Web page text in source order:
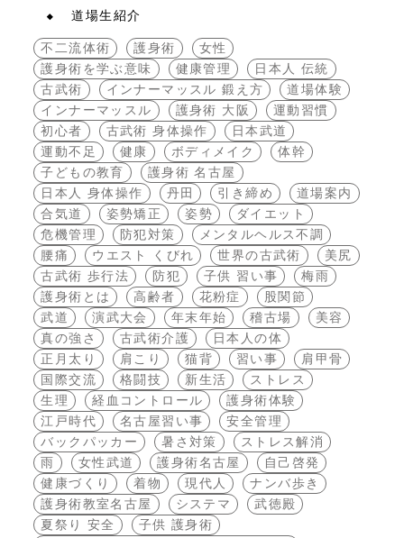
道場生紹介
不二流体術 護身術
女性
護身術を学ぶ意味
健康管理
日本人 伝統
古武術
インナーマッスル 鍛え方
道場体験
インナーマッスル
護身術 大阪
運動習慣
初心者
古武術 身体操作
日本武道
運動不足
健康 ボディメイク
体幹
子どもの教育
護身術 名古屋
日本人 身体操作
丹田 引き締め
道場案内
合気道
姿勢矯正 姿勢
ダイエット
危機管理
防犯対策
メンタルヘルス不調
腰痛
ウエスト くびれ 世界の古武術
美尻
古武術 歩行法
防犯 子供 習い事
梅雨
護身術とは
高齢者 花粉症
股関節
武道
演武大会 年末年始 稽古場
美容
真の強さ
古武術介護
日本人の体
正月太り
肩こり 猫背 習い事
肩甲骨
国際交流
格闘技 新生活
ストレス
生理
経血コントロール
護身術体験
江戸時代
名古屋習い事
安全管理
バックパッカー
暑さ対策
ストレス解消
雨
女性武道 護身術名古屋
自己啓発
健康づくり
着物 現代人
ナンバ歩き
護身術教室名古屋
システマ
武徳殿
夏祭り 安全
子供 護身術